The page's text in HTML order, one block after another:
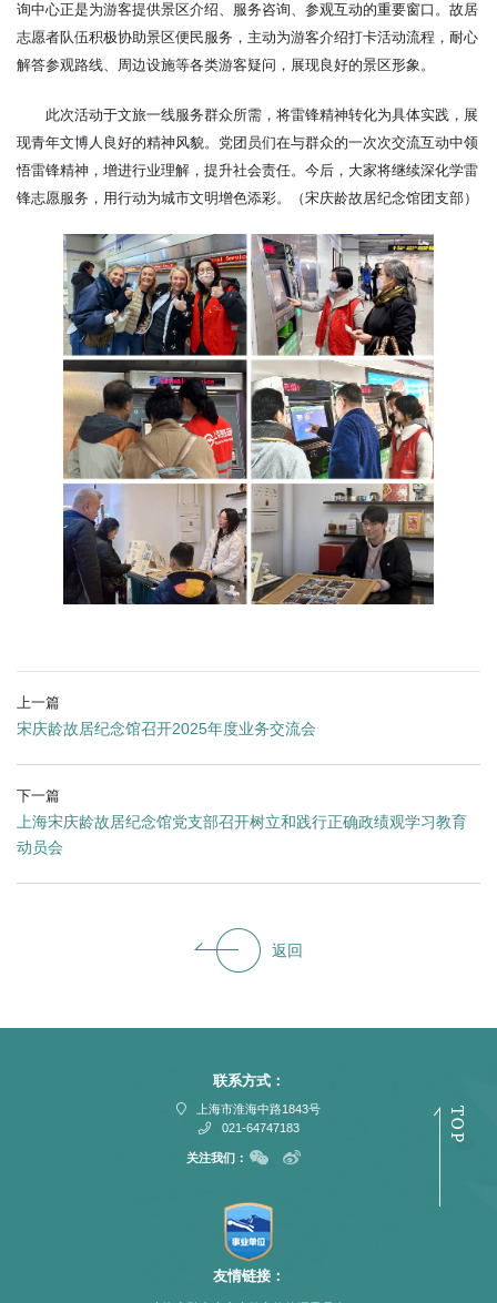
询中心正是为游客提供景区介绍、服务咨询、参观互动的重要窗口。故居
志愿者队伍积极协助景区便民服务，主动为游客介绍打卡活动流程，耐心
解答参观路线、周边设施等各类游客疑问，展现良好的景区形象。
此次活动于文旅一线服务群众所需，将雷锋精神转化为具体实践，展
现青年文博人良好的精神风貌。党团员们在与群众的一次次交流互动中领
悟雷锋精神，增进行业理解，提升社会责任。今后，大家将继续深化学雷
锋志愿服务，用行动为城市文明增色添彩。（宋庆龄故居纪念馆团支部）
上一篇
宋庆龄故居纪念馆召开2025年度业务交流会
下一篇
上海宋庆龄故居纪念馆党支部召开树立和践行正确政绩观学习教育
动员会
返回
联系方式：
上海市淮海中路1843号
021-64747183
关注我们：
友情链接：